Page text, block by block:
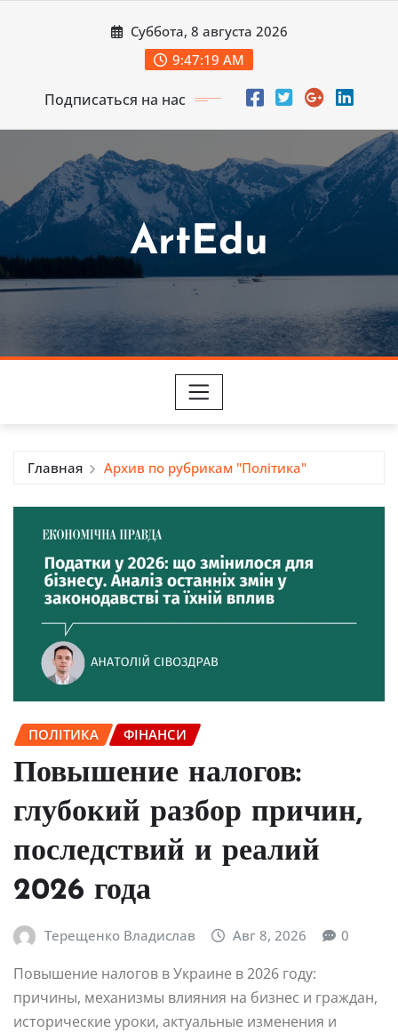
Суббота, 8 августа 2026
9:47:20 AM
Подписаться на нас
ArtEdu
Главная Архив по рубрикам "Політика"
ПОЛІТИКА ФІНАНСИ
Повышение налогов:
глубокий разбор причин,
последствий и реалий
2026 года
Терещенко Владислав Авг 8, 2026 0
Повышение налогов в Украине в 2026 году:
причины, механизмы влияния на бизнес и граждан,
исторические уроки, актуальные изменения и